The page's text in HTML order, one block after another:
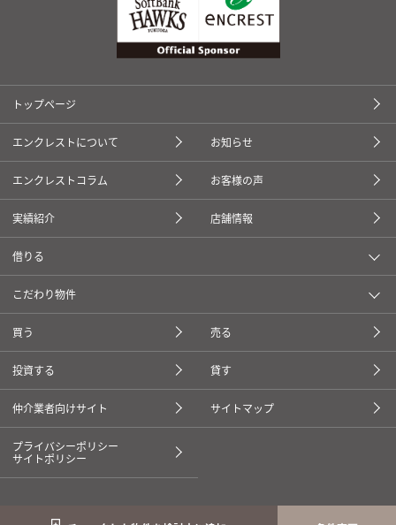
トップページ
エンクレストについて お知らせ
エンクレストコラム お客様の声
実績紹介 店舗情報
借りる
こだわり物件
買う 売る
投資する 貸す
仲介業者向けサイト サイトマップ
プライバシーポリシー
サイトポリシー